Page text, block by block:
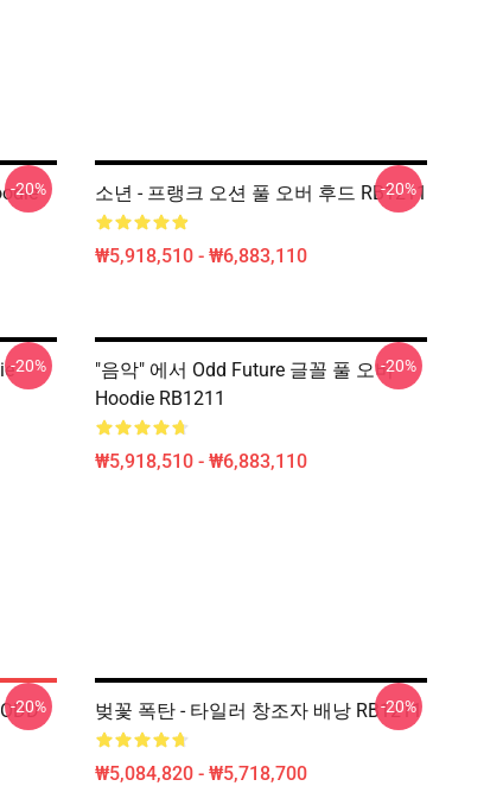
-20% 소년 - 프랭크 오션 풀 오버 후드 RB1211
₩5,918,510 - ₩6,883,110
-20%
-20%
"음악" 에서 Odd Future 글꼴 풀 오버
Hoodie RB1211
₩5,918,510 - ₩6,883,110
-20%
-20% 벚꽃 폭탄 - 타일러 창조자 배낭 RB1211
₩5,084,820 - ₩5,718,700
-20%